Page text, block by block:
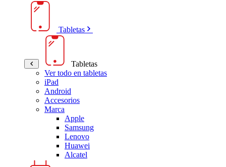
Tabletas
Tabletas
Ver todo en tabletas
iPad
Android
Accesorios
Marca
Apple
Samsung
Lenovo
Huawei
Alcatel